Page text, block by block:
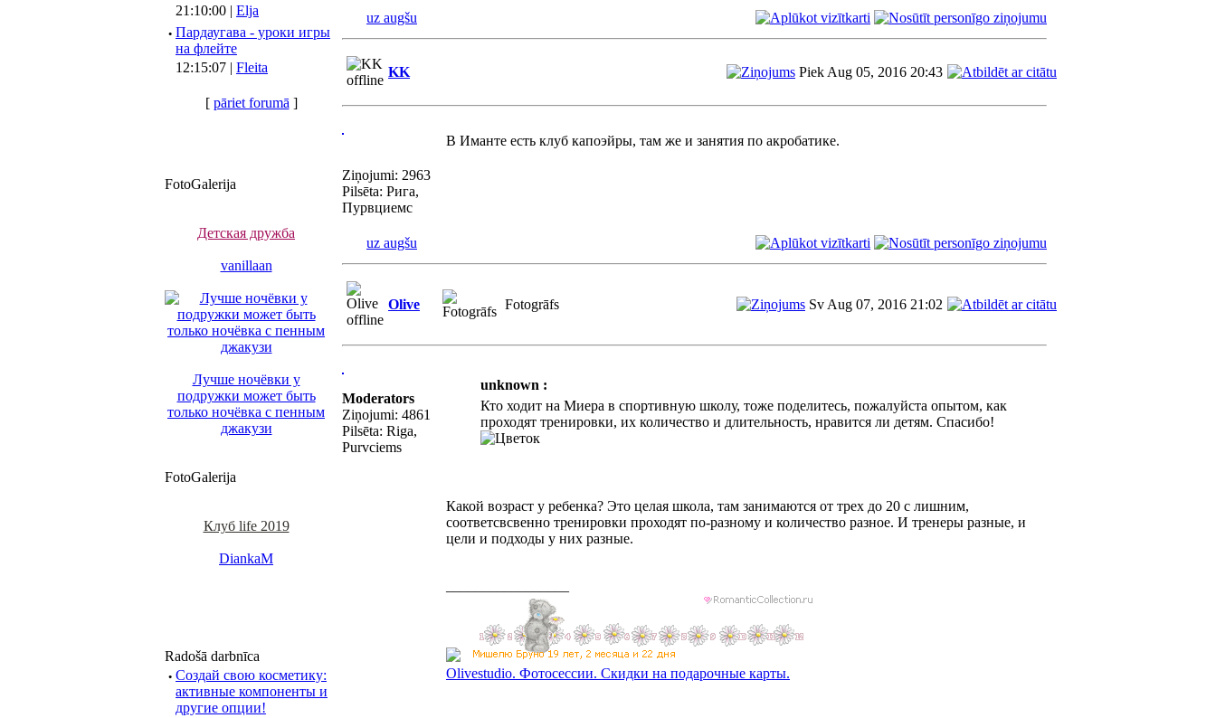
21:10:00 | Elja
· Пардаугава - уроки игры
на флейте
12:15:07 | Fleita
[ pāriet forumā ]
FotoGalerija
Детская дружба
vanillaan
Лучше ночёвки у
подружки может быть
только ночёвка с пенным
джакузи
FotoGalerija
Клуб life 2019
DiankaM
Radošā darbnīca
· Создай свою косметику:
активные компоненты и
другие опции!
uz augšu
KK Piek Aug 05, 2016 20:43
Ziņojumi: 2963
Pilsēta: Рига,
Пурвциемс
В Иманте есть клуб капоэйры, там же и занятия по акробатике.
uz augšu
Olive Fotogrāfs Sv Aug 07, 2016 21:02
Moderators
Ziņojumi: 4861
Pilsēta: Riga,
Purvciems
unknown :
Кто ходит на Миера в спортивную школу, тоже поделитесь, пожалуйста опытом, как
проходят тренировки, их количество и длительность, нравится ли детям. Спасибо!
Какой возраст у ребенка? Это целая школа, там занимаются от трех до 20 с лишним,
соответсвсвенно тренировки проходят по-разному и количество разное. И тренеры разные, и
цели и подходы у них разные.
Olivestudiо. Фотосессии. Скидки на подарочные карты.